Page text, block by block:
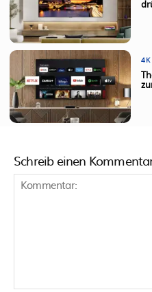
Schreib einen